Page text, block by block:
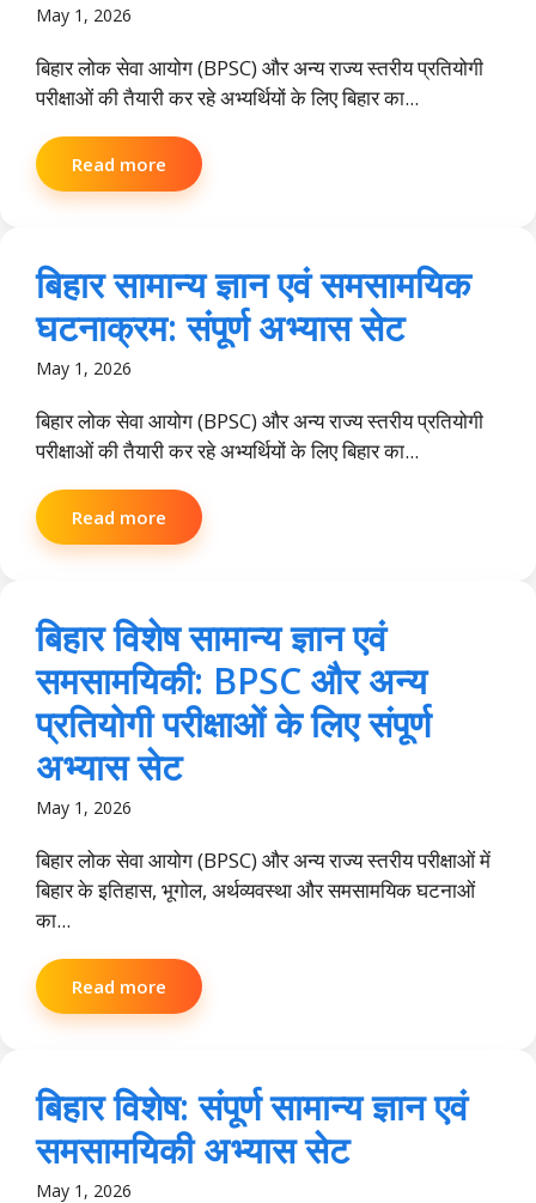
May 1, 2026
बिहार लोक सेवा आयोग (BPSC) और अन्य राज्य स्तरीय प्रतियोगी
परीक्षाओं की तैयारी कर रहे अभ्यर्थियों के लिए बिहार का...
Read more
बिहार सामान्य ज्ञान एवं समसामयिक
घटनाक्रम: संपूर्ण अभ्यास सेट
May 1, 2026
बिहार लोक सेवा आयोग (BPSC) और अन्य राज्य स्तरीय प्रतियोगी
परीक्षाओं की तैयारी कर रहे अभ्यर्थियों के लिए बिहार का...
Read more
बिहार विशेष सामान्य ज्ञान एवं
समसामयिकी: BPSC और अन्य
प्रतियोगी परीक्षाओं के लिए संपूर्ण
अभ्यास सेट
May 1, 2026
बिहार लोक सेवा आयोग (BPSC) और अन्य राज्य स्तरीय परीक्षाओं में
बिहार के इतिहास, भूगोल, अर्थव्यवस्था और समसामयिक घटनाओं
का...
Read more
बिहार विशेष: संपूर्ण सामान्य ज्ञान एवं
समसामयिकी अभ्यास सेट
May 1, 2026